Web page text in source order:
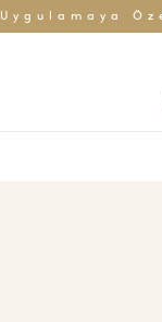
Uygulamaya